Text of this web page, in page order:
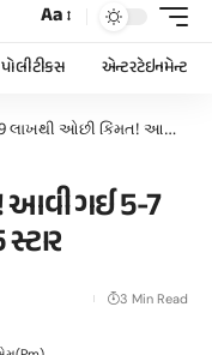
Aa
પોલીટીકસ એન્ટરટેઇનમેન્ટ
કિંમત! આવી ગઈ 5-7 સીટર SUV, સેફ્ટીમાં મળ્યા 5 સ્ટાર
આવી ગઈ 5-7
3 Min Read